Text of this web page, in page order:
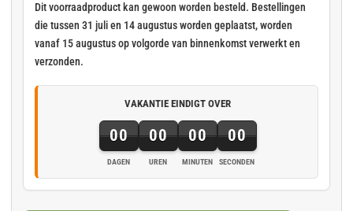
Dit voorraadproduct kan gewoon worden besteld. Bestellingen
die tussen 31 juli en 14 augustus worden geplaatst, worden
vanaf 15 augustus op volgorde van binnenkomst verwerkt en
verzonden.
VAKANTIE EINDIGT OVER
00
DAGEN
00
UREN
00
MINUTEN
00
SECONDEN